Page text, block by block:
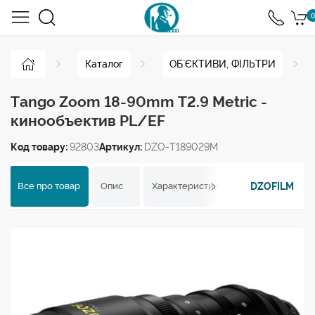
0
Каталог ОБ`ЄКТИВИ, ФІЛЬТРИ
Tango Zoom 18-90mm Т2.9 Metric -
кинообъектив PL/EF
Код товару:92803Артикул: DZO-T189029M
Все про товар Опис Характеристики Відгуки
DZOFILM